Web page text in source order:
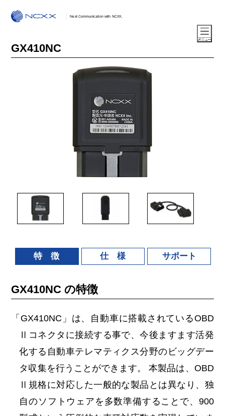
Next Communication with NCXX.
GX410NC
特 徴 仕 様 サポート
GX410NC の特徴
「GX410NC」は、自動車に搭載されているOBD
Ⅱコネクタに接続する事で、今後ますます活発
化する自動車テレマティクス分野のビッグデー
タ収集を行うことができます。 本製品は、OBD
Ⅱ規格に対応した一般的な製品とは異なり、独
自のソフトウェアを多数準備することで、900